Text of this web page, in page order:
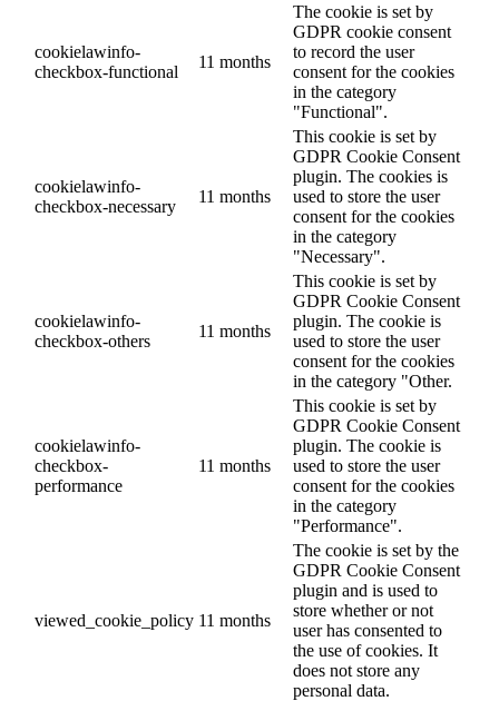
cookielawinfo-
checkbox-functional
11 months
The cookie is set by
GDPR cookie consent
to record the user
consent for the cookies
in the category
"Functional".
cookielawinfo-
checkbox-necessary
11 months
This cookie is set by
GDPR Cookie Consent
plugin. The cookies is
used to store the user
consent for the cookies
in the category
"Necessary".
cookielawinfo-
checkbox-others
11 months
This cookie is set by
GDPR Cookie Consent
plugin. The cookie is
used to store the user
consent for the cookies
in the category "Other.
cookielawinfo-
checkbox-
performance
11 months
This cookie is set by
GDPR Cookie Consent
plugin. The cookie is
used to store the user
consent for the cookies
in the category
"Performance".
viewed_cookie_policy 11 months
The cookie is set by the
GDPR Cookie Consent
plugin and is used to
store whether or not
user has consented to
the use of cookies. It
does not store any
personal data.